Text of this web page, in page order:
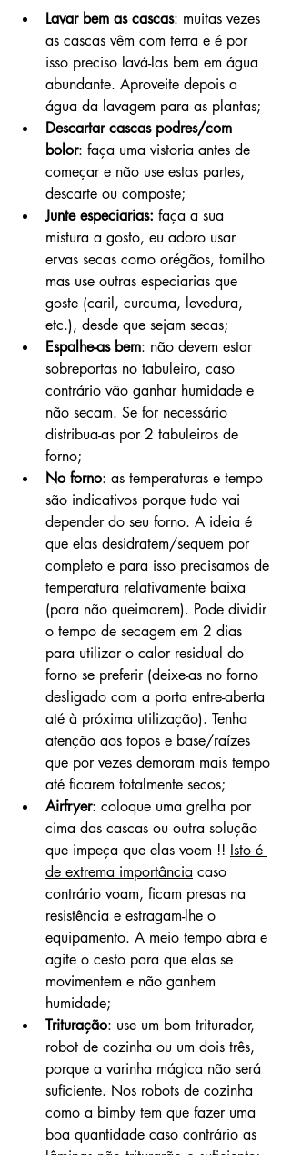
Lavar bem as cascas: muitas vezes
as cascas vêm com terra e é por
isso preciso lavá-las bem em água
abundante. Aproveite depois a
água da lavagem para as plantas;
Descartar cascas podres/com
bolor: faça uma vistoria antes de
começar e não use estas partes,
descarte ou composte;
Junte especiarias: faça a sua
mistura a gosto, eu adoro usar
ervas secas como orégãos, tomilho
mas use outras especiarias que
goste (caril, curcuma, levedura,
etc.), desde que sejam secas;
Espalhe-as bem: não devem estar
sobreportas no tabuleiro, caso
contrário vão ganhar humidade e
não secam. Se for necessário
distribua-as por 2 tabuleiros de
forno;
No forno: as temperaturas e tempo
são indicativos porque tudo vai
depender do seu forno. A ideia é
que elas desidratem/sequem por
completo e para isso precisamos de
temperatura relativamente baixa
(para não queimarem). Pode dividir
o tempo de secagem em 2 dias
para utilizar o calor residual do
forno se preferir (deixe-as no forno
desligado com a porta entre-aberta
até à próxima utilização). Tenha
atenção aos topos e base/raízes
que por vezes demoram mais tempo
até ficarem totalmente secos;
Airfryer: coloque uma grelha por
cima das cascas ou outra solução
que impeça que elas voem !! Isto é
de extrema importância caso
contrário voam, ficam presas na
resistência e estragam-lhe o
equipamento. A meio tempo abra e
agite o cesto para que elas se
movimentem e não ganhem
humidade;
Trituração: use um bom triturador,
robot de cozinha ou um dois três,
porque a varinha mágica não será
suficiente. Nos robots de cozinha
como a bimby tem que fazer uma
boa quantidade caso contrário as